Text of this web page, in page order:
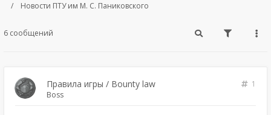
Новости ПТУ им М. С. Паниковского
6 сообщений
Правила игры / Bounty law
1
Boss